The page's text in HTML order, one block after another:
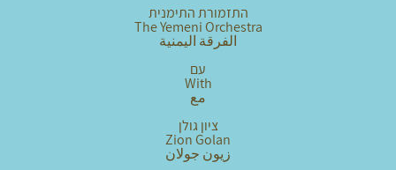
התזמורת התימנית
The Yemeni Orchestra
الفرقة اليمنية
עם
With
مع
ציון גולן
Zion Golan
زيون جولان